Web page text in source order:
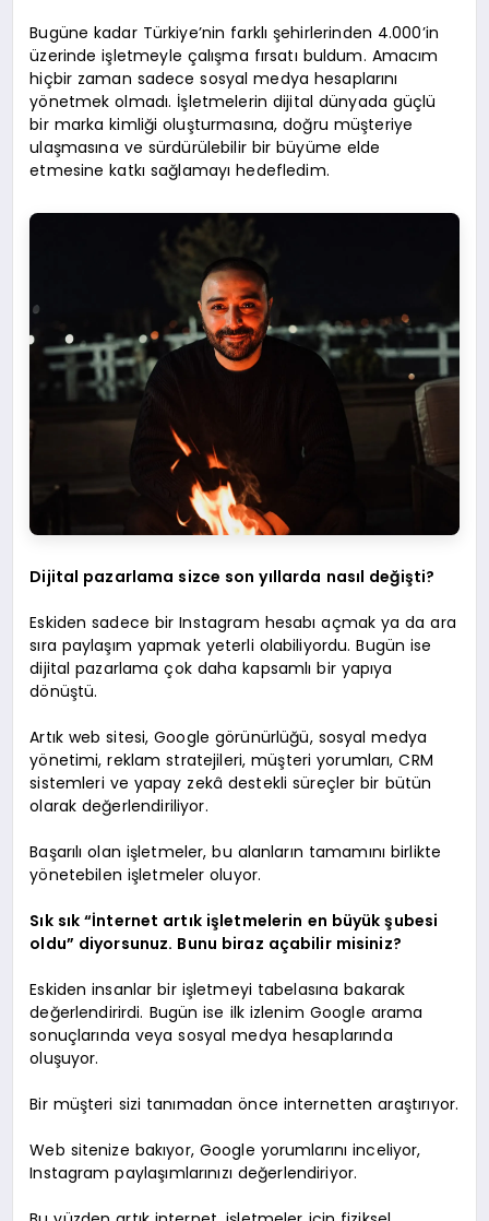
Bugüne kadar Türkiye’nin farklı şehirlerinden 4.000’in
üzerinde işletmeyle çalışma fırsatı buldum. Amacım
hiçbir zaman sadece sosyal medya hesaplarını
yönetmek olmadı. İşletmelerin dijital dünyada güçlü
bir marka kimliği oluşturmasına, doğru müşteriye
ulaşmasına ve sürdürülebilir bir büyüme elde
etmesine katkı sağlamayı hedefledim.
Dijital pazarlama sizce son yıllarda nasıl değişti?
Eskiden sadece bir Instagram hesabı açmak ya da ara
sıra paylaşım yapmak yeterli olabiliyordu. Bugün ise
dijital pazarlama çok daha kapsamlı bir yapıya
dönüştü.
Artık web sitesi, Google görünürlüğü, sosyal medya
yönetimi, reklam stratejileri, müşteri yorumları, CRM
sistemleri ve yapay zekâ destekli süreçler bir bütün
olarak değerlendiriliyor.
Başarılı olan işletmeler, bu alanların tamamını birlikte
yönetebilen işletmeler oluyor.
Sık sık “İnternet artık işletmelerin en büyük şubesi
oldu” diyorsunuz. Bunu biraz açabilir misiniz?
Eskiden insanlar bir işletmeyi tabelasına bakarak
değerlendirirdi. Bugün ise ilk izlenim Google arama
sonuçlarında veya sosyal medya hesaplarında
oluşuyor.
Bir müşteri sizi tanımadan önce internetten araştırıyor.
Web sitenize bakıyor, Google yorumlarını inceliyor,
Instagram paylaşımlarınızı değerlendiriyor.